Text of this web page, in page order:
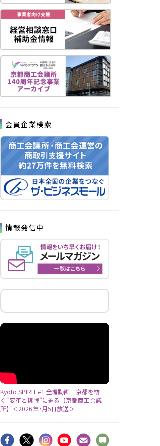
会員企業検索
情報発信中
Kyoto SPIRIT #1 全編動画｜京都を紡
ぐ“変革と挑戦”に迫る【京都商工会議
所】＜2026年7月5日放送＞